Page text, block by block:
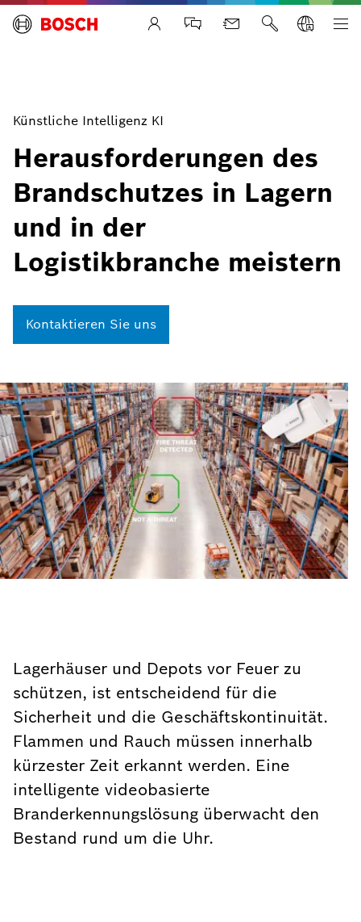
Life Safety Systems
Künstliche Intelligenz KI
Herausforderungen des
Brandschutzes in Lagern
und in der
Logistikbranche meistern
Kontaktieren Sie uns
Lagerhäuser und Depots vor Feuer zu
schützen, ist entscheidend für die
Sicherheit und die Geschäftskontinuität.
Flammen und Rauch müssen innerhalb
kürzester Zeit erkannt werden. Eine
intelligente videobasierte
Branderkennungslösung überwacht den
Bestand rund um die Uhr.